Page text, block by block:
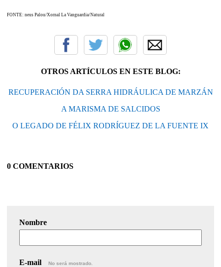
FONTE: neus Palou/Xornal La Vanguardia/Natural
OTROS ARTÍCULOS EN ESTE BLOG:
RECUPERACIÓN DA SERRA HIDRÁULICA DE MARZÁN
A MARISMA DE SALCIDOS
O LEGADO DE FÉLIX RODRÍGUEZ DE LA FUENTE IX
0 COMENTARIOS
Nombre
E-mail No será mostrado.